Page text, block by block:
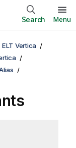
Search Menu
ELT Vertica